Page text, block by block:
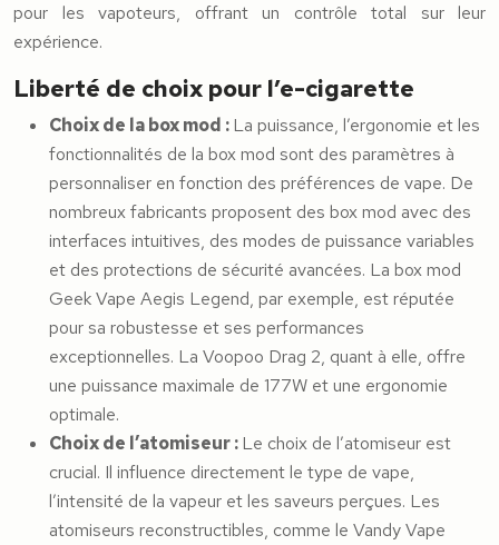
pour les vapoteurs, offrant un contrôle total sur leur
expérience.
Liberté de choix pour l’e-cigarette
Choix de la box mod :La puissance, l’ergonomie et les
fonctionnalités de la box mod sont des paramètres à
personnaliser en fonction des préférences de vape. De
nombreux fabricants proposent des box mod avec des
interfaces intuitives, des modes de puissance variables
et des protections de sécurité avancées. La box mod
Geek Vape Aegis Legend, par exemple, est réputée
pour sa robustesse et ses performances
exceptionnelles. La Voopoo Drag 2, quant à elle, offre
une puissance maximale de 177W et une ergonomie
optimale.
Choix de l’atomiseur :Le choix de l’atomiseur est
crucial. Il influence directement le type de vape,
l’intensité de la vapeur et les saveurs perçues. Les
atomiseurs reconstructibles, comme le Vandy Vape